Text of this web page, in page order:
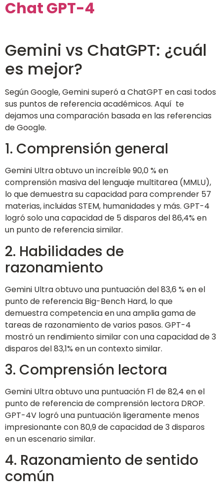
Chat GPT-4
Gemini vs ChatGPT: ¿cuál
es mejor?
Según Google, Gemini superó a ChatGPT en casi todos
sus puntos de referencia académicos. Aquí te
dejamos una comparación basada en las referencias
de Google.
1. Comprensión general
Gemini Ultra obtuvo un increíble 90,0 % en
comprensión masiva del lenguaje multitarea (MMLU),
lo que demuestra su capacidad para comprender 57
materias, incluidas STEM, humanidades y más. GPT-4
logró solo una capacidad de 5 disparos del 86,4% en
un punto de referencia similar.
2. Habilidades de
razonamiento
Gemini Ultra obtuvo una puntuación del 83,6 % en el
punto de referencia Big-Bench Hard, lo que
demuestra competencia en una amplia gama de
tareas de razonamiento de varios pasos. GPT-4
mostró un rendimiento similar con una capacidad de 3
disparos del 83,1% en un contexto similar.
3. Comprensión lectora
Gemini Ultra obtuvo una puntuación F1 de 82,4 en el
punto de referencia de comprensión lectora DROP.
GPT-4V logró una puntuación ligeramente menos
impresionante con 80,9 de capacidad de 3 disparos
en un escenario similar.
4. Razonamiento de sentido
común